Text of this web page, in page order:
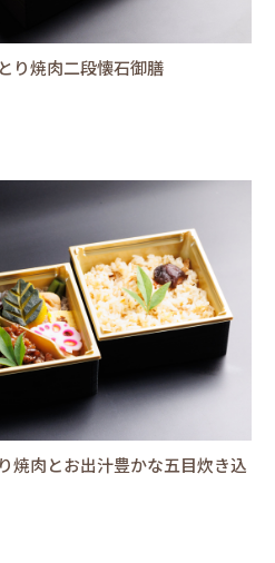
り焼肉二段懐石御膳
焼肉とお出汁豊かな五目炊き込